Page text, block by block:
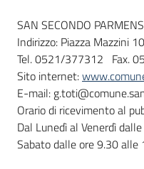
SAN SECONDO
Indirizzo: Piazza Mazzini
Tel. 0521/377312 Fax.
Sito internet:
E-mail:
Orario di ricevimento al
Dal Lunedì al Venerdì
Sabato dalle ore 9.30 alle